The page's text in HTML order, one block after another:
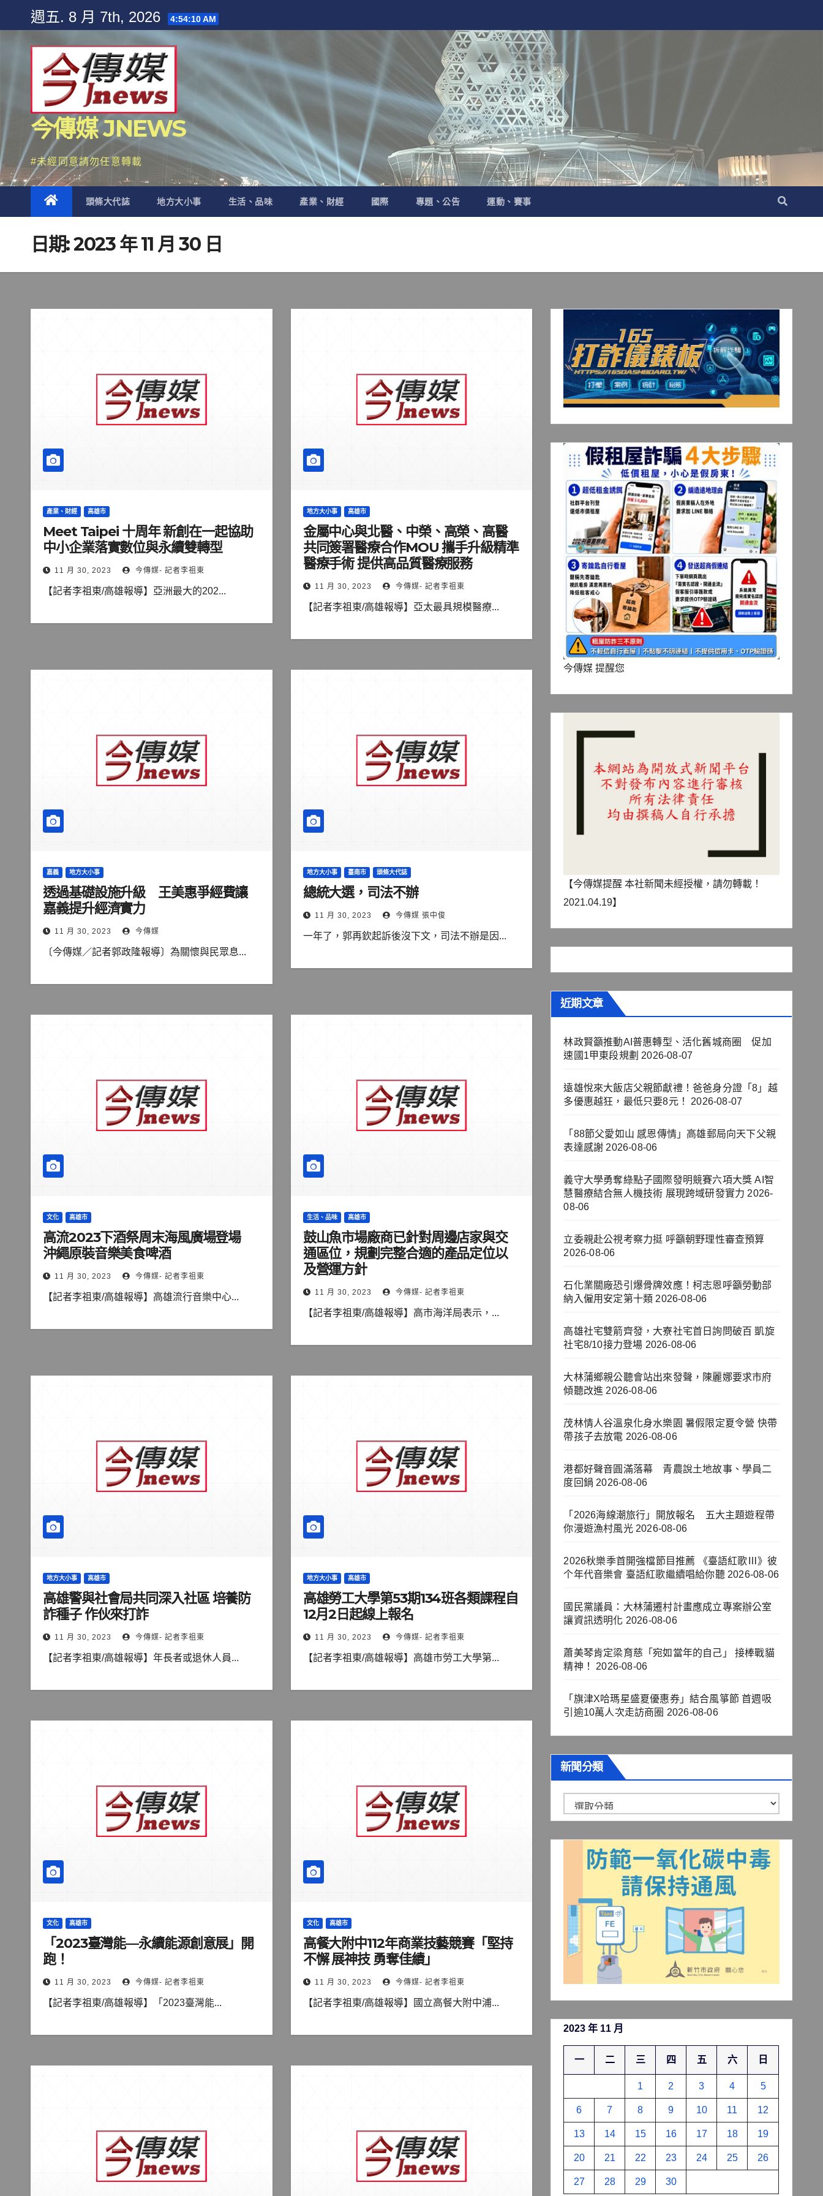
content
週五. 8 月 7th, 2026 4:54:11 AM
今傳媒 JNEWS
#未經同意請勿任意轉載
頭條大代誌 地方大小事 生活、品味 產業、財經 國際 專題、公告 運動、賽事
日期:2023 年 11 月 30 日
產業、財經 高雄市
Meet Taipei 十周年 新創在一起協助
中小企業落實數位與永續雙轉型
11 月 30, 2023 今傳媒- 記者李祖東
【記者李祖東/高雄報導】亞洲最大的202...
地方大小事 高雄市
金屬中心與北醫、中榮、高榮、高醫
共同簽署醫療合作MOU 攜手升級精準
醫療手術 提供高品質醫療服務
11 月 30, 2023 今傳媒- 記者李祖東
【記者李祖東/高雄報導】亞太最具規模醫療...
嘉義 地方大小事
透過基礎設施升級 王美惠爭經費讓
嘉義提升經濟實力
11 月 30, 2023 今傳媒
〔今傳媒／記者郭政隆報導〕為關懷與民眾息...
地方大小事 臺南市 頭條大代誌
總統大選，司法不辦
11 月 30, 2023 今傳媒 張中俊
一年了，郭再欽起訴後沒下文，司法不辦是因...
文化 高雄市
高流2023下酒祭周末海風廣場登場
沖繩原裝音樂美食啤酒
11 月 30, 2023 今傳媒- 記者李祖東
【記者李祖東/高雄報導】高雄流行音樂中心...
生活、品味 高雄市
鼓山魚市場廠商已針對周邊店家與交
通區位，規劃完整合適的產品定位以
及營運方針
11 月 30, 2023 今傳媒- 記者李祖東
【記者李祖東/高雄報導】高市海洋局表示，...
地方大小事 高雄市
高雄警與社會局共同深入社區 培養防
詐種子 作伙來打詐
11 月 30, 2023 今傳媒- 記者李祖東
【記者李祖東/高雄報導】年長者或退休人員...
地方大小事 高雄市
高雄勞工大學第53期134班各類課程自
12月2日起線上報名
11 月 30, 2023 今傳媒- 記者李祖東
【記者李祖東/高雄報導】高雄市勞工大學第...
文化 高雄市
「2023臺灣能—永續能源創意展」開
跑！
11 月 30, 2023 今傳媒- 記者李祖東
【記者李祖東/高雄報導】「2023臺灣能...
文化 高雄市
高餐大附中112年商業技藝競賽「堅持
不懈 展神技 勇奪佳績」
11 月 30, 2023 今傳媒- 記者李祖東
【記者李祖東/高雄報導】國立高餐大附中浦...
今傳媒 提醒您
【今傳媒提醒 本社新聞未經授權，請勿轉載！
2021.04.19】
近期文章
林政賢籲推動AI普惠轉型、活化舊城商圈 促加
速國1甲東段規劃 2026-08-07
遠雄悅來大飯店父親節獻禮！爸爸身分證「8」越
多優惠越狂，最低只要8元！
2026-08-07
「88節父愛如山 感恩傳情」高雄郵局向天下父親
表達感謝 2026-08-06
義守大學勇奪綠點子國際發明競賽六項大獎 AI智
慧醫療結合無人機技術 展現跨域研發實力 2026-
08-06
立委親赴公視考察力挺 呼籲朝野理性審查預算
2026-08-06
石化業關廠恐引爆骨牌效應！柯志恩呼籲勞動部
納入僱用安定第十類 2026-08-06
高雄社宅雙箭齊發，大寮社宅首日詢問破百 凱旋
社宅8/10接力登場 2026-08-06
大林蒲鄉親公聽會站出來發聲，陳麗娜要求市府
傾聽改進 2026-08-06
茂林情人谷溫泉化身水樂園 暑假限定夏令營 快帶
帶孩子去放電 2026-08-06
港都好聲音圓滿落幕 青農說土地故事、學員二
度回鍋 2026-08-06
「2026海線潮旅行」開放報名 五大主題遊程帶
你漫遊漁村風光 2026-08-06
2026秋樂季首開強檔節目推薦 《臺語紅歌Ⅲ》彼
个年代音樂會 臺語紅歌繼續唱給你聽 2026-08-06
國民黨議員：大林蒲遷村計畫應成立專案辦公室
讓資訊透明化 2026-08-06
蕭美琴肯定梁育慈「宛如當年的自己」 接棒戰貓
精神！
2026-08-06
「旗津X哈瑪星盛夏優惠券」結合風箏節 首週吸
引逾10萬人次走訪商圈 2026-08-06
新聞分類
聞
分
2023 年 11 月
一 二 三 四 五 六 日
1 2 3 4 5
6 7 8 9 10 11 12
13 14 15 16 17 18 19
20 21 22 23 24 25 26
27 28 29 30